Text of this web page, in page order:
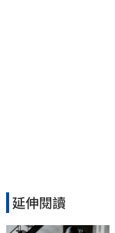
延伸閱讀